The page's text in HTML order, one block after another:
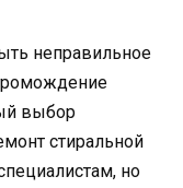
неправильное
выбор
стиральной
но